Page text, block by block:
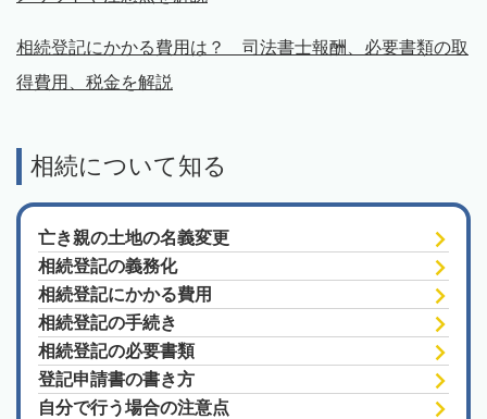
相続登記にかかる費用は？ 司法書士報酬、必要書類の取
得費用、税金を解説
相続について知る
亡き親の土地の名義変更
相続登記の義務化
相続登記にかかる費用
相続登記の手続き
相続登記の必要書類
登記申請書の書き方
自分で行う場合の注意点